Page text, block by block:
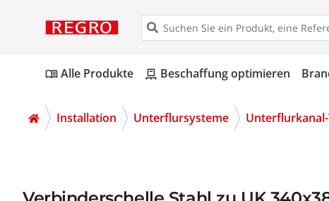
menu_bookAlle Produkte pallet Beschaffung optimieren
Installation Unterflursysteme